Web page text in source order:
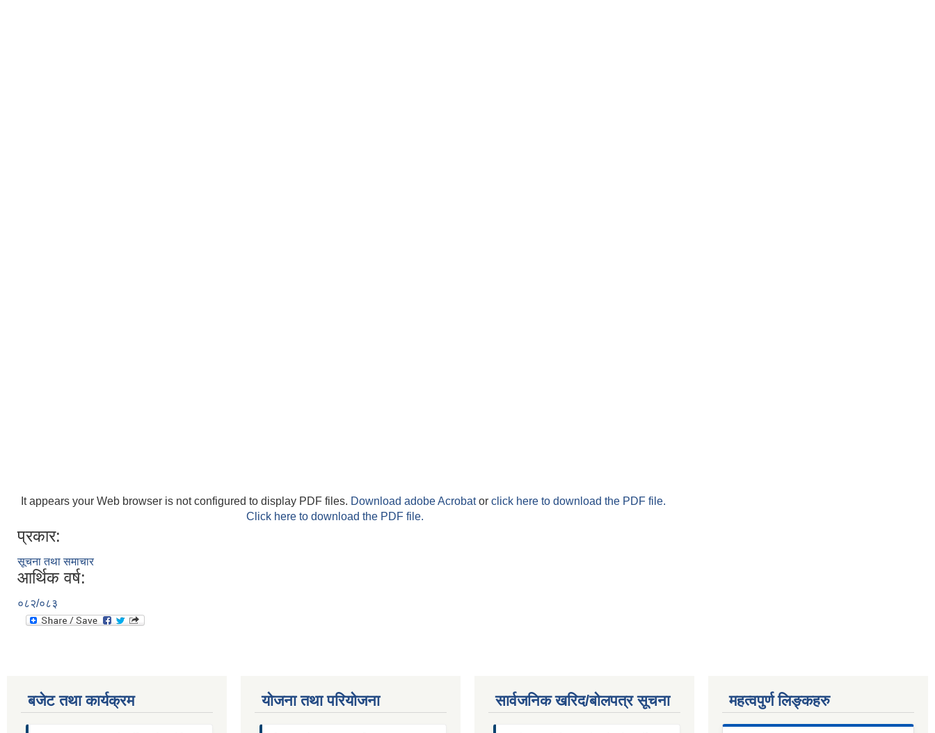
It appears your Web browser is not configured to display PDF files. Download adobe Acrobator click here to download the PDF file.
Click here to download the PDF file.
प्रकार:
सूचना तथा समाचार
आर्थिक वर्ष:
०८२/०८३
बजेट तथा कार्यक्रम याेजना तथा परियाेजना सार्वजनिक खरिद/बोलपत्र सूचना महत्वपुर्ण लिङ्कहरु